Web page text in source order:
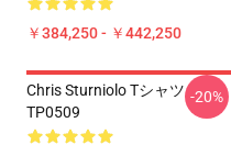
￥384,250 - ￥442,250
Chris Sturniolo Tシャツ
TP0509
-20%